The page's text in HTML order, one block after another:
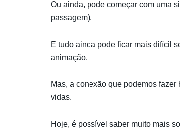
Ou ainda, pode começar com uma
passagem).
E tudo ainda pode ficar mais difícil
animação.
Mas, a conexão que podemos
vidas.
Hoje, é possível saber muito mais